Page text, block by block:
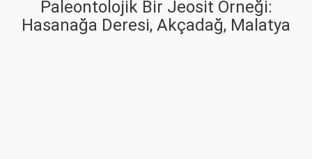
Paleontolojik Bir Jeosit Örneği:
Hasanağa Deresi, Akçadağ, Malatya